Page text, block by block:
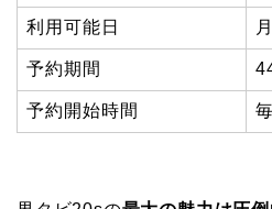
利用可能日
予約期間
予約開始時間